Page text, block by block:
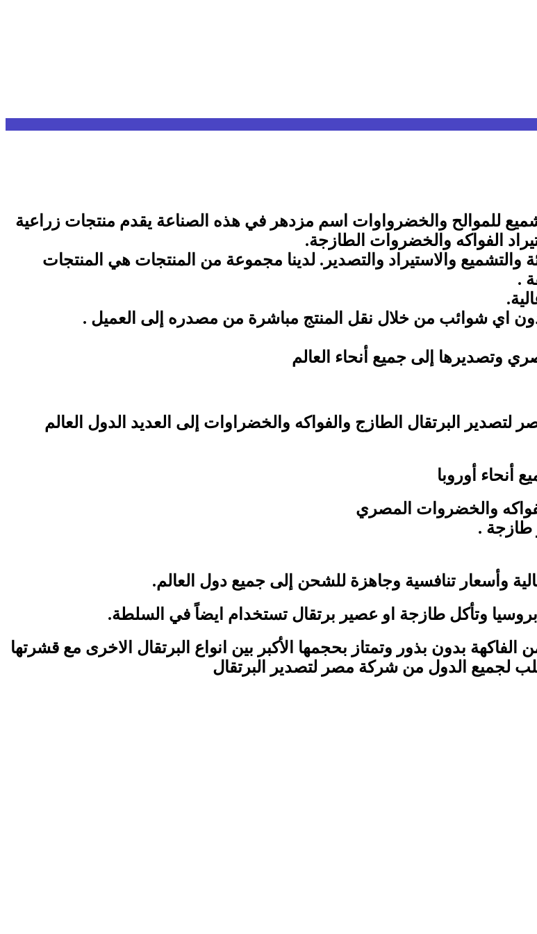
للموالح والخضرواوات اسم مزدهر في هذه الصناعة يقدم منتجات زراعية
الفواكه والخضروات الطازجة.
والاستيراد والتصدير. لدينا مجموعة من المنتجات هي المنتجات
.
اي شوائب من خلال نقل المنتج مباشرة من مصدره إلى العميل .
وتصديرها إلى جميع أنحاء العالم
البرتقال الطازج والفواكه والخضراوات إلى العديد الدول العالم
أنحاء أوروبا
والخضروات المصري
طازجة .
وأسعار تنافسية وجاهزة للشحن إلى جميع دول العالم.
بروسيا وتأكل طازجة او عصير برتقال تستخدام ايضاً في السلطة.
بدون بذور وتمتاز بحجمها الأكبر بين انواع البرتقال الاخرى مع قشرتها
لجميع الدول من شركة مصر لتصدير البرتقال